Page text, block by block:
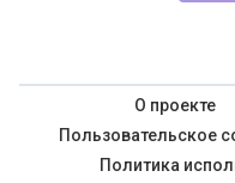
О проекте
Пользовательское
Политика